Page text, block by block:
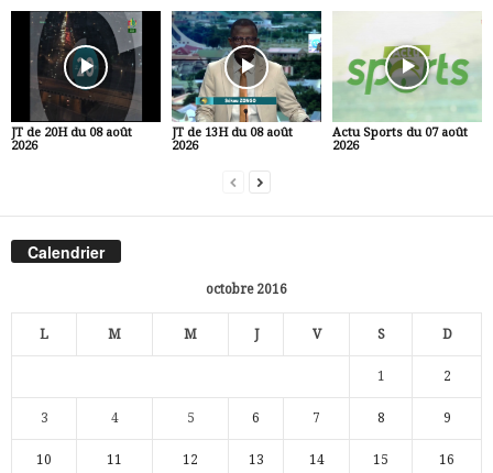
JT de 20H du 08 août
2026
JT de 13H du 08 août
2026
Actu Sports du 07 août
2026
Calendrier
octobre 2016
L M M J V S D
1 2
3 4 5 6 7 8 9
10 11 12 13 14 15 16